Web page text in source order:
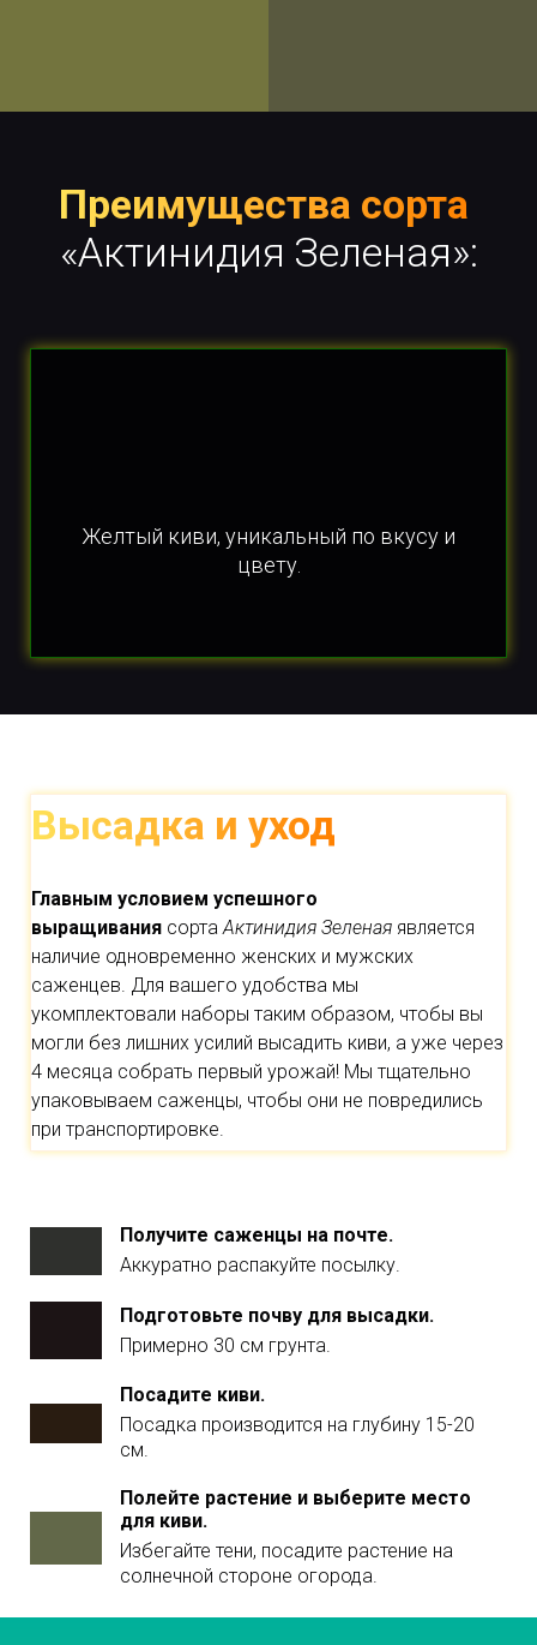
Преимущества сорта
«Актинидия Зеленая»:
Желтый киви, уникальный по вкусу и
цвету.
Высадка и уход
Главным условием успешного
выращивания сортаАктинидия Зеленая является
наличие одновременно женских и мужских
саженцев. Для вашего удобства мы
укомплектовали наборы таким образом, чтобы вы
могли без лишних усилий высадить киви, а уже через
4 месяца собрать первый урожай! Мы тщательно
упаковываем саженцы, чтобы они не повредились
при транспортировке.
Получите саженцы на почте.
Аккуратно распакуйте посылку.
Подготовьте почву для высадки.
Примерно 30 см грунта.
Посадите киви.
Посадка производится на глубину 15-20
см.
Полейте растение и выберите место
для киви.
Избегайте тени, посадите растение на
солнечной стороне огорода.